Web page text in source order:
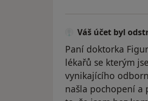
Váš účet byl
Paní doktorka
lékařů se kterým
vynikajícího
našla pochopení a